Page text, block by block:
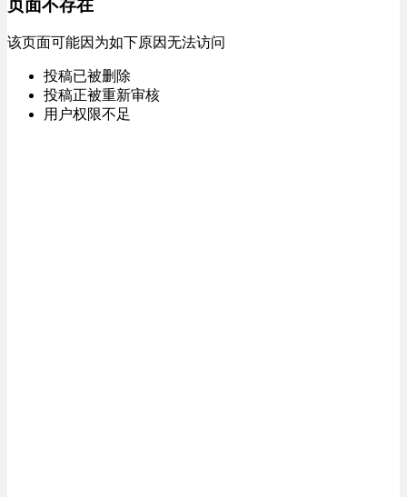
页面不存在
该页面可能因为如下原因无法访问
投稿已被删除
投稿正被重新审核
用户权限不足